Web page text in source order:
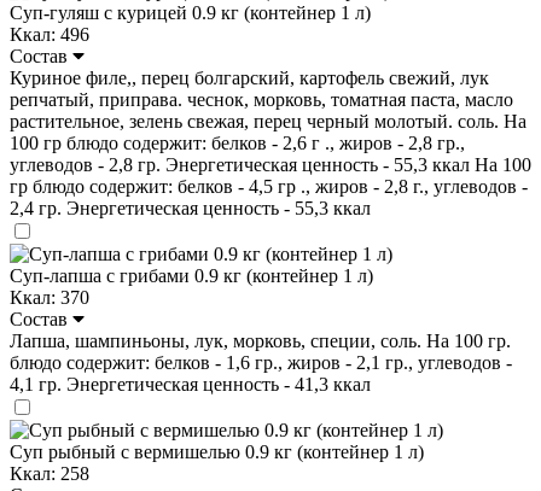
Суп-гуляш с курицей 0.9 кг (контейнер 1 л)
Ккал: 496
Состав
Куриное филе,, перец болгарский, картофель свежий, лук
репчатый, приправа. чеснок, морковь, томатная паста, масло
растительное, зелень свежая, перец черный молотый. соль. На
100 гр блюдо содержит: белков - 2,6 г ., жиров - 2,8 гр.,
углеводов - 2,8 гр. Энергетическая ценность - 55,3 ккал На 100
гр блюдо содержит: белков - 4,5 гр ., жиров - 2,8 г., углеводов -
2,4 гр. Энергетическая ценность - 55,3 ккал
Суп-лапша с грибами 0.9 кг (контейнер 1 л)
Ккал: 370
Состав
Лапша, шампиньоны, лук, морковь, специи, соль. На 100 гр.
блюдо содержит: белков - 1,6 гр., жиров - 2,1 гр., углеводов -
4,1 гр. Энергетическая ценность - 41,3 ккал
Суп рыбный с вермишелью 0.9 кг (контейнер 1 л)
Ккал: 258